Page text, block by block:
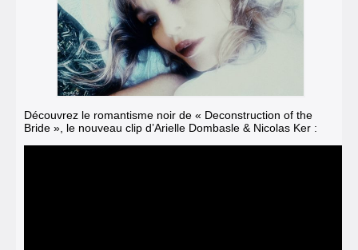
Découvrez le romantisme noir de « Deconstruction of the
Bride » le nouveau clip d’Arielle Dombasle & Nicolas Ker :